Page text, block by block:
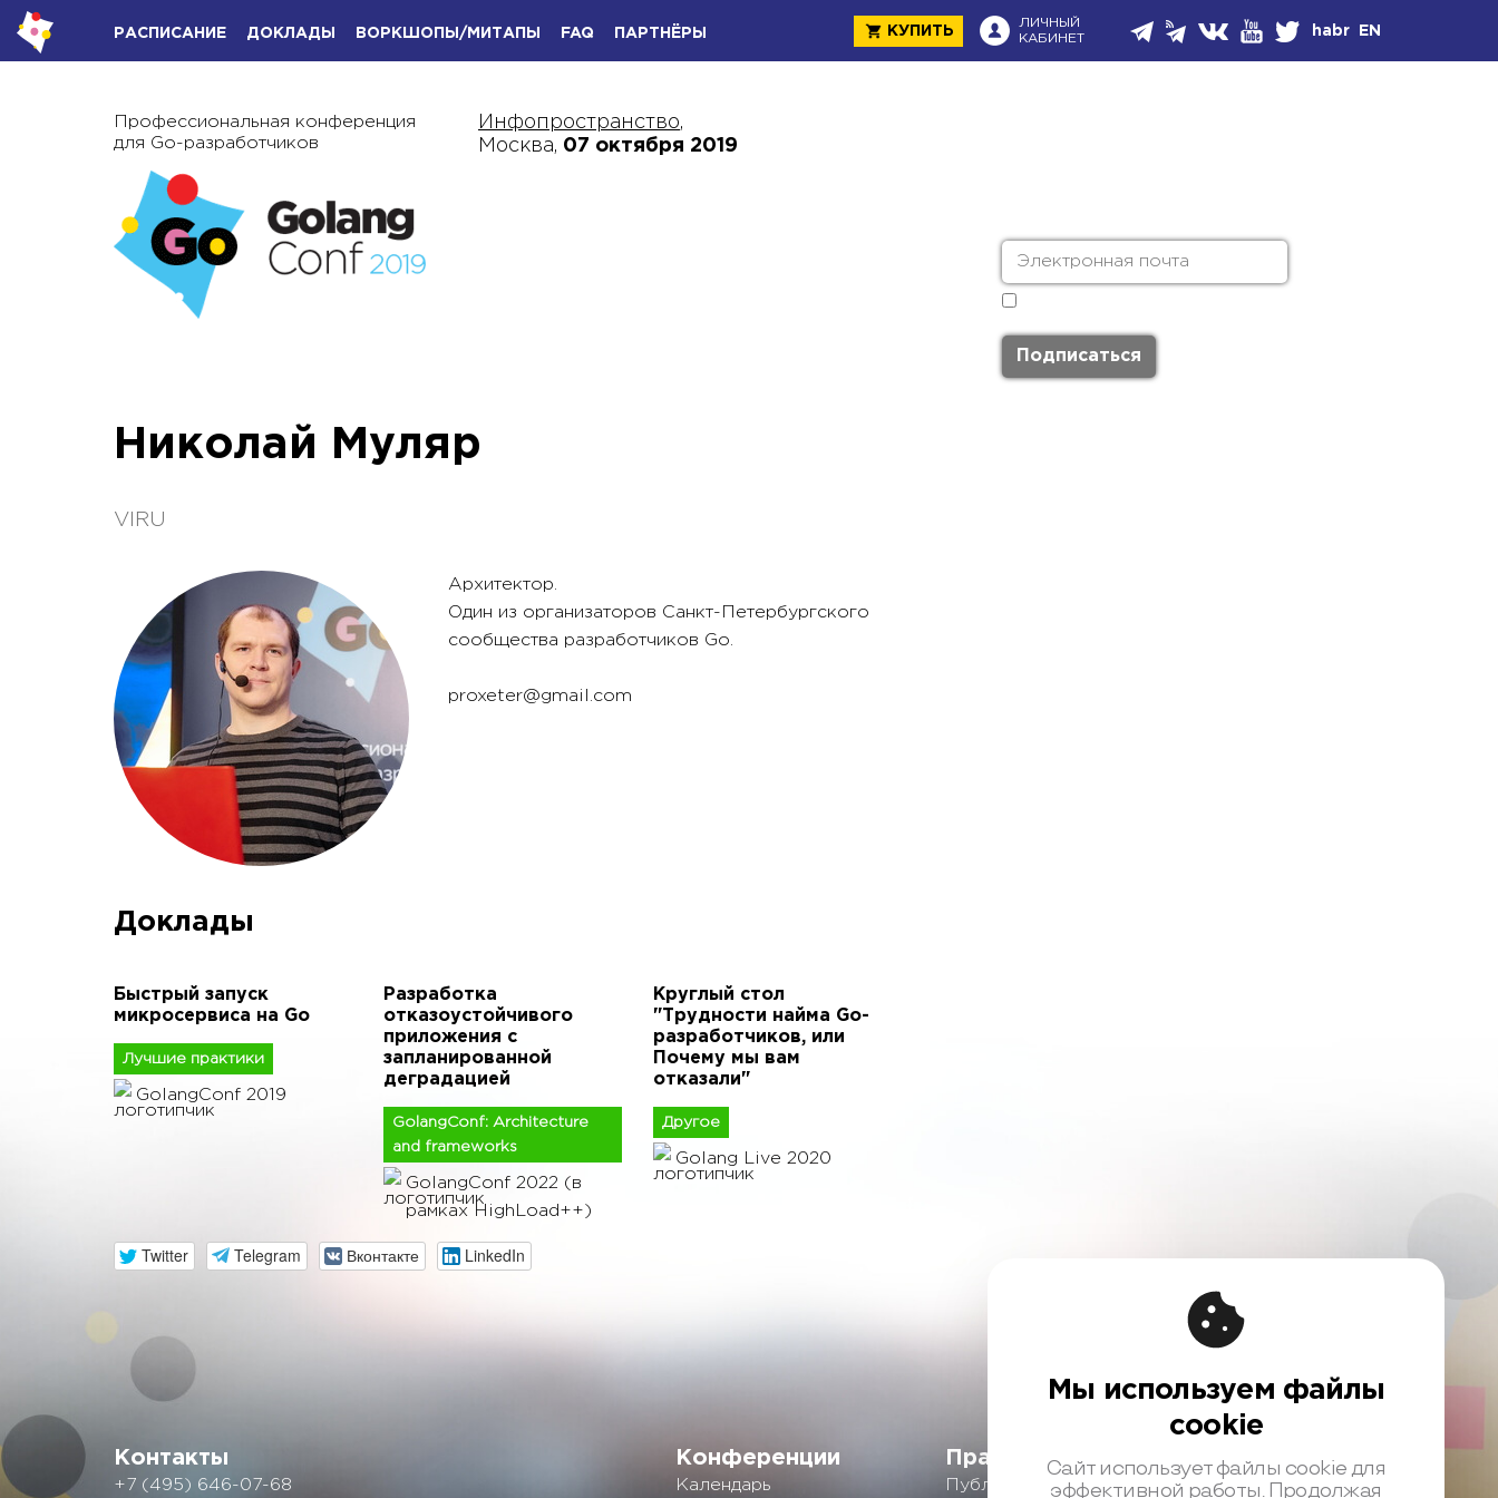
КУПИТЬ
ЛИЧНЫЙ
КАБИНЕТ
habr EN
РАСПИСАНИЕ ДОКЛАДЫ ВОРКШОПЫ/МИТАПЫ FAQ ПАРТНЁРЫ
Профессиональная конференция
для Go-разработчиков
Инфопространство,
Москва, 07 октября 2019
Николай Муляр
VIRU
Архитектор.
Один из организаторов Санкт-Петербургского
сообщества разработчиков Go.
proxeter@gmail.com
Доклады
Быстрый запуск
микросервиса на Go
Лучшие практики
GolangConf 2019
Разработка
отказоустойчивого
приложения с
запланированной
деградацией
GolangConf: Architecture
and frameworks
GolangConf 2022 (в
рамках HighLoad++)
Круглый стол
"Трудности найма Go-
разработчиков, или
Почему мы вам
отказали"
Другое
Golang Live 2020
Twitter Telegram Вконтакте LinkedIn
Контакты
+7 (495) 646-07-68
Конференции
Календарь
Правовая информация
Публичная оферта
Мы используем файлы
cookie
Сайт использует файлы cookie для
эффективной работы. Продолжая